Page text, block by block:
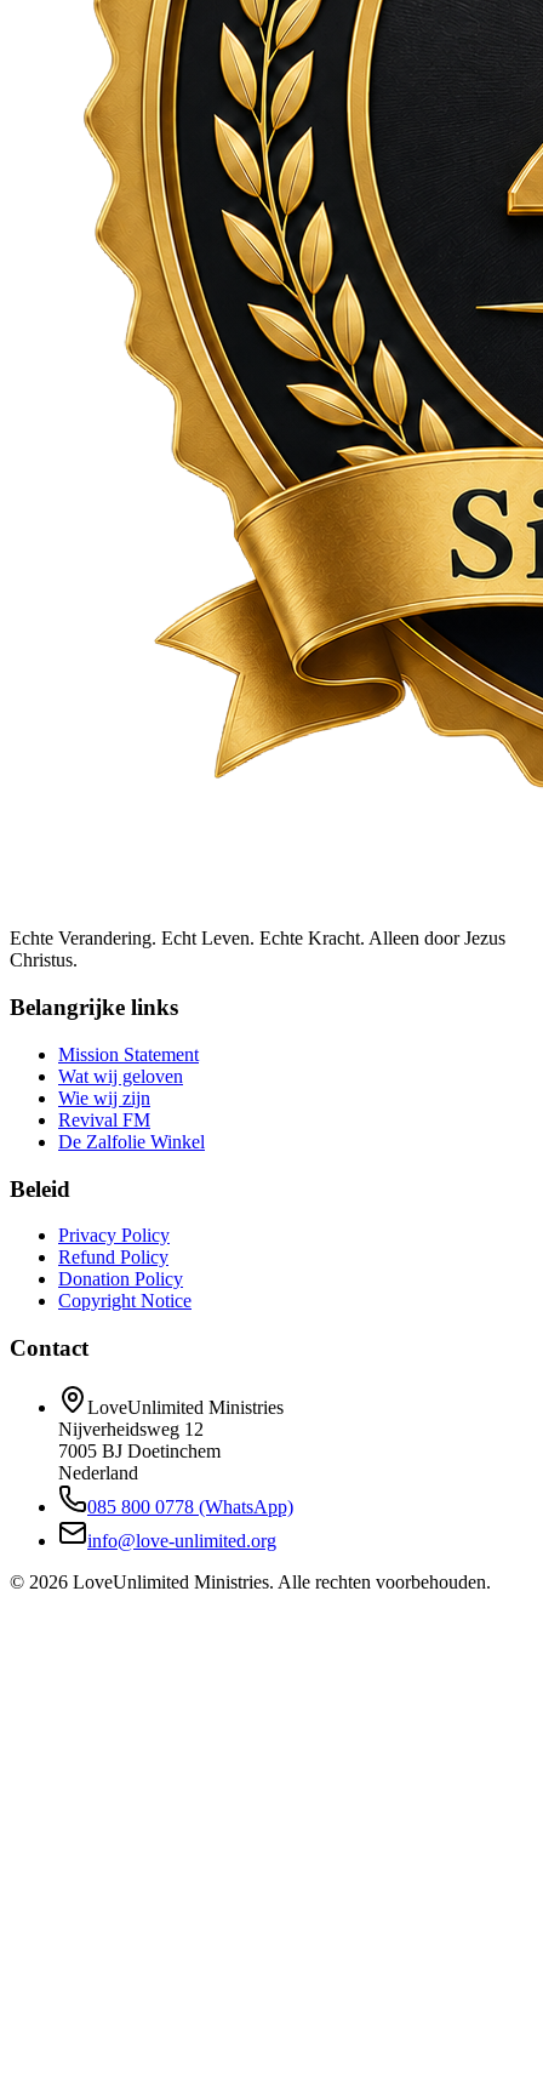
Echte Verandering. Echt Leven. Echte Kracht. Alleen door Jezus
Christus.
Belangrijke links
Mission Statement
Wat wij geloven
Wie wij zijn
Revival FM
De Zalfolie Winkel
Beleid
Privacy Policy
Refund Policy
Donation Policy
Copyright Notice
Contact
LoveUnlimited Ministries
Nijverheidsweg 12
7005 BJ Doetinchem
Nederland
085 800 0778 (WhatsApp)
info@love-unlimited.org
© 2026 LoveUnlimited Ministries. Alle rechten voorbehouden.